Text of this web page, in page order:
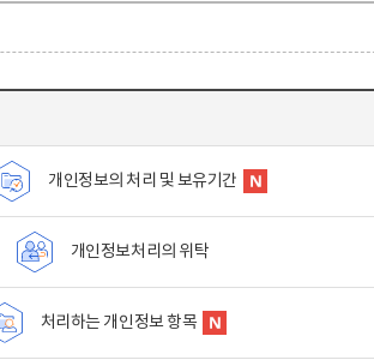
개인정보의 처리 및 보유기간
개인정보처리의 위탁
처리하는 개인정보 항목